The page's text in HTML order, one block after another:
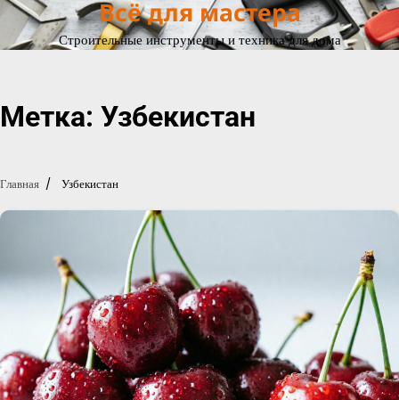
Перейти
содержимому
Всё для мастера
Строительные инструменты и техника для дома
Метка: Узбекистан
Главная Узбекистан